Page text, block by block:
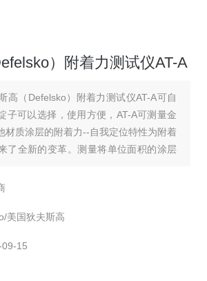
）附着力测试仪AT-A
高（Defelsko）附着力测试仪AT-A可自
子可以选择，使用方便，AT-A可测量金
其他材质涂层的附着力--自我定位特性为附着
了全新的变革。测量将单位面积的涂层
准。91探花在线播放为AT-A一级代理
美国狄夫斯高
15